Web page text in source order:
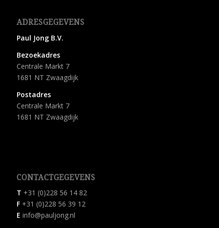
ADRESGEGEVENS
Paul Jong B.V.
Bezoekadres
Centrale Markt 7
1681 NT Zwaagdijk
Postadres
Centrale Markt 7
1681 NT Zwaagdijk
CONTACTGEGEVENS
T +31 (0)228 56 14 82
F+31 (0)228 56 39 12
E info@pauljong.nl